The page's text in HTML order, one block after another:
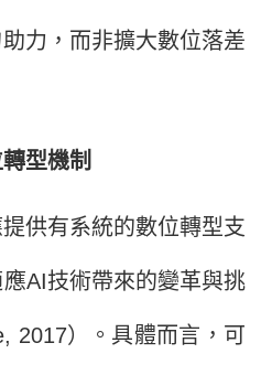
力，而非擴大數位落差
型機制
有系統的數位轉型支
AI技術帶來的變革與挑
2017）。具體而言，可